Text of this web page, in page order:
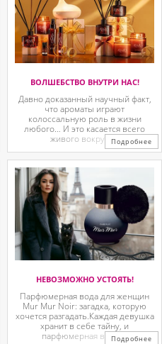
ВОЛШЕБСТВО ВНУТРИ НАС!
Давно доказанный научный факт,
что ароматы играют
колоссальную роль в жизни
любого… И это касается всего
живого вокруг. ...Подробнее
НЕВОЗМОЖНО УСТОЯТЬ!
Парфюмерная вода для женщин
Mur Mur Noir: загадка, которую
хочется разгадать.Каждая девушка
хранит в себе тайну, и
парфюмерная вода ...Подробнее